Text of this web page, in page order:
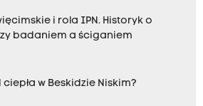
i rola IPN. Historyk o
badaniem a ściganiem
w Beskidzie Niskim?